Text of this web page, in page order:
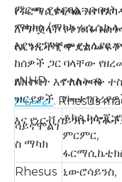
የፋርማሲዩቲካል እና
ለማሟላት የተነደፉ
የኤንኤችፒ ሞዴል
ምርጫ ያቀርባል።
ማካከስ (ማካካ
እያንዳንዳቸው የተለያዩ
ከሰዎች ጋር ባላቸው
ለክትባት እና ለክትባት
ምርመራ. Rhesus
እና የነርቭ ሳይንስ
የNHP
ዝርያዎች
የተለመዱ
ሳይኖሞልገ
ስ ማካክ
ቶክሲኮሎጂ,
ምርምር,
Rhesus ኒውሮሳይንስ,